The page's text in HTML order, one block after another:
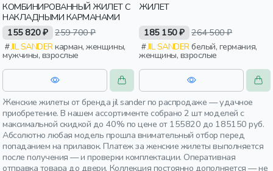
КОМБИНИРОВАННЫЙ ЖИЛЕТ С
НАКЛАДНЫМИ КАРМАНАМИ
155 820 ₽ 259 700 ₽
JIL SANDERкарман, женщины,
мужчины, взрослые
ЖИЛЕТ
185 150 ₽ 264 500 ₽
JIL SANDERбелый, германия,
женщины, взрослые
Женские жилеты от бренда jil sander по распродаже — удачное
приобретение. В нашем ассортименте собрано 2 шт моделей с
максимальной скидкой до 40% по цене от 155820 до 185150 руб.
Абсолютно любая модель прошла внимательный отбор перед
попаданием на прилавок. Платеж за женские жилеты выполняется
после получения — и проверки комплектации. Оперативная
отправка товара до двери. Коллекция постоянно дополняется — не